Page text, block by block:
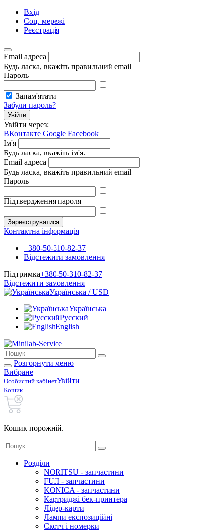
Вхід
Соц. мережі
Реєстрація
Email адреса
Будь ласка, вкажіть правильний email
Пароль
Запам'ятати
Забули пароль?
Увійти
Увійти через:
ВКонтакте Google Facebook
Ім'я
Будь ласка, вкажіть ім'я.
Email адреса
Будь ласка, вкажіть правильний email
Пароль
Підтвердження пароля
Зареєструватися
Контактна інформація
+380-50-310-82-37
Відстежити замовлення
Підтримка+380-50-310-82-37
Відстежити замовлення
Українська / USD
Українська
Русский
English
Розгорнути меню
Вибране
Особистий кабінетУвійти
Кошик
Кошик порожній.
Розділи
NORITSU - запчастини
FUJI - запчастини
KONICA - запчастини
Картриджі бек-принтера
Лідер-карти
Лампи експозиційні
Скотч і номерки